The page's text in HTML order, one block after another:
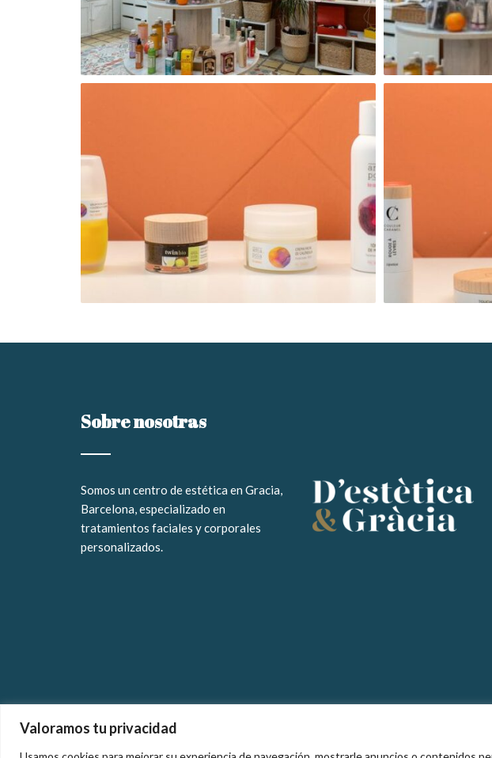
Valoramos tu privacidad
Sobre nosotras
Somos un centro de estética en Gracia,
Barcelona, especializado en
tratamientos faciales y corporales
personalizados